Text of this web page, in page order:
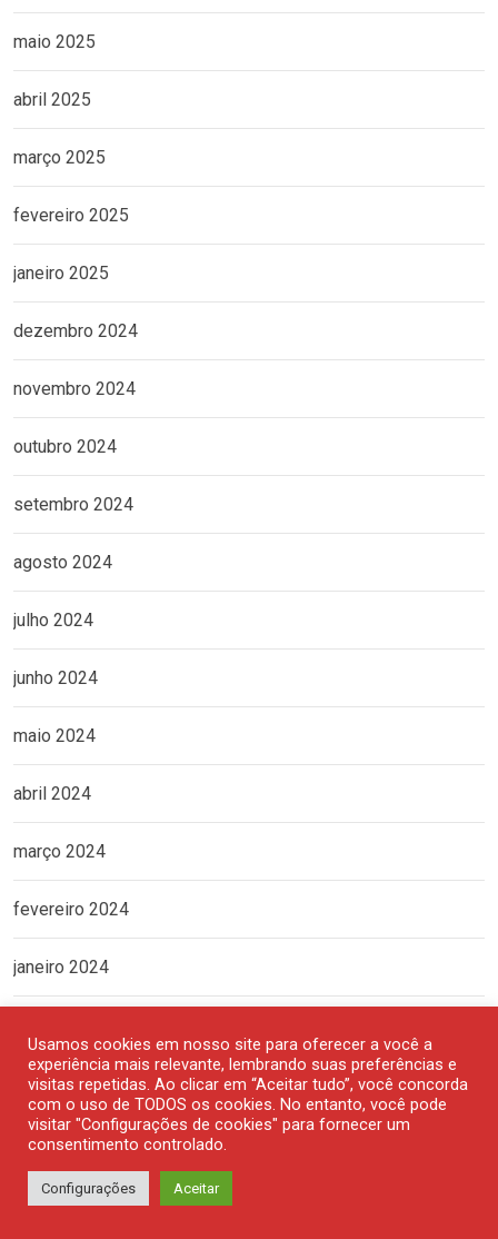
maio 2025
abril 2025
março 2025
fevereiro 2025
janeiro 2025
dezembro 2024
novembro 2024
outubro 2024
setembro 2024
agosto 2024
julho 2024
junho 2024
maio 2024
abril 2024
março 2024
fevereiro 2024
janeiro 2024
novembro 2023
outubro 2023
setembro 2023
Usamos cookies em nosso site para oferecer a você a
experiência mais relevante, lembrando suas preferências e
visitas repetidas. Ao clicar em “Aceitar tudo”, você concorda
com o uso de TODOS os cookies. No entanto, você pode
visitar "Configurações de cookies" para fornecer um
consentimento controlado.
Configurações Aceitar